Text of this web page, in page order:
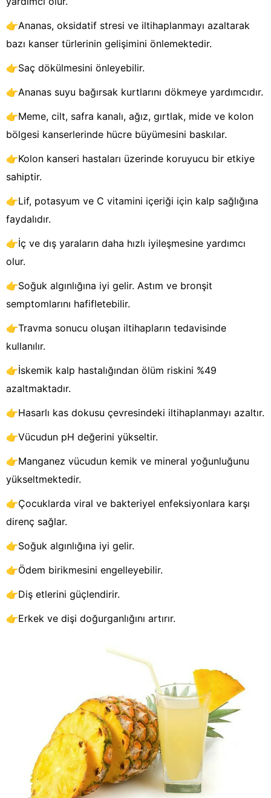
👉Ananas, oksidatif stresi ve iltihaplanmayı azaltarak
bazı kanser türlerinin gelişimini önlemektedir.
👉Saç dökülmesini önleyebilir.
👉Ananas suyu bağırsak kurtlarını dökmeye yardımcıdır.
👉Meme, cilt, safra kanalı, ağız, gırtlak, mide ve kolon
bölgesi kanserlerinde hücre büyümesini baskılar.
👉Kolon kanseri hastaları üzerinde koruyucu bir etkiye
sahiptir.
👉Lif, potasyum ve C vitamini içeriği için kalp sağlığına
faydalıdır.
👉İç ve dış yaraların daha hızlı iyileşmesine yardımcı
olur.
👉Soğuk algınlığına iyi gelir. Astım ve bronşit
semptomlarını hafifletebilir.
👉Travma sonucu oluşan iltihapların tedavisinde
kullanılır.
👉İskemik kalp hastalığından ölüm riskini %49
azaltmaktadır.
👉Hasarlı kas dokusu çevresindeki iltihaplanmayı azaltır.
👉Vücudun pH değerini yükseltir.
👉Manganez vücudun kemik ve mineral yoğunluğunu
yükseltmektedir.
👉Çocuklarda viral ve bakteriyel enfeksiyonlara karşı
direnç sağlar.
👉Soğuk algınlığına iyi gelir.
👉Ödem birikmesini engelleyebilir.
👉Diş etlerini güçlendirir.
👉Erkek ve dişi doğurganlığını artırır.